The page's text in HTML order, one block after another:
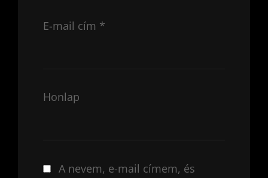
E-mail cím *
Honlap
A nevem, e-mail címem, és